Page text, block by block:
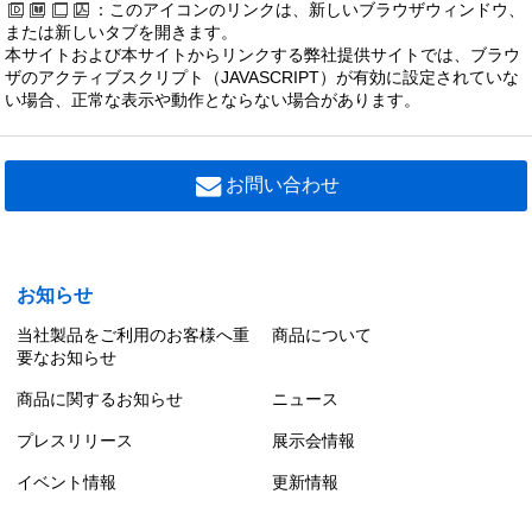
：このアイコンのリンクは、新しいブラウザウィンドウ、
または新しいタブを開きます。
本サイトおよび本サイトからリンクする弊社提供サイトでは、ブラウ
ザのアクティブスクリプト（JAVASCRIPT）が有効に設定されていな
い場合、正常な表示や動作とならない場合があります。
お問い合わせ
お知らせ
当社製品をご利用のお客様へ重
要なお知らせ
商品について
商品に関するお知らせ ニュース
プレスリリース 展示会情報
イベント情報 更新情報